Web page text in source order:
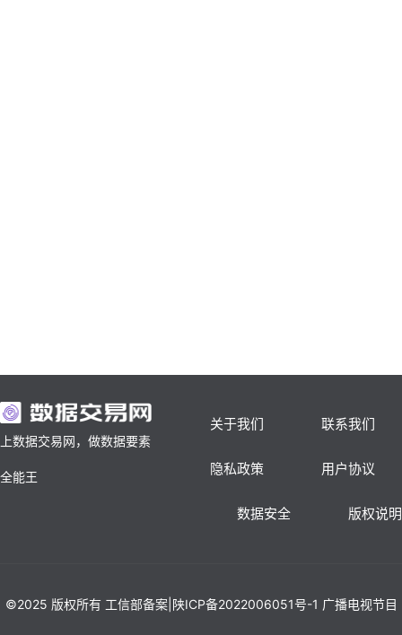
上数据交易网，做数据要素
全能王
关于我们 联系我们
隐私政策 用户协议
数据安全 版权说明
©2025 版权所有 工信部备案|陕ICP备2022006051号-1 广播电视节目